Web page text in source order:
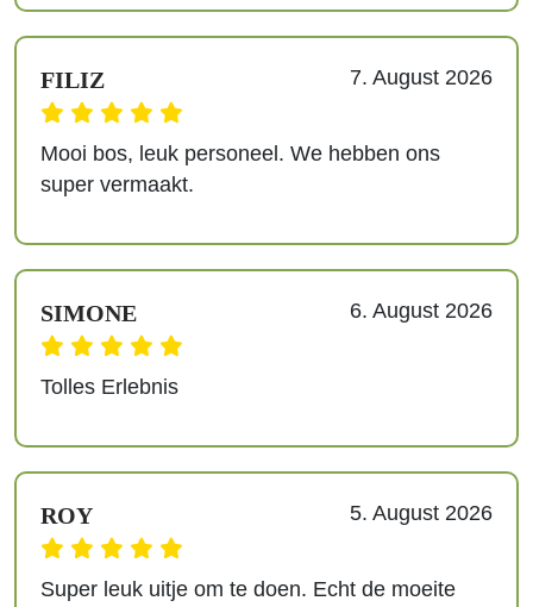
FILIZ 7. August 2026
Mooi bos, leuk personeel. We hebben ons
super vermaakt.
SIMONE 6. August 2026
Tolles Erlebnis
ROY 5. August 2026
Super leuk uitje om te doen. Echt de moeite